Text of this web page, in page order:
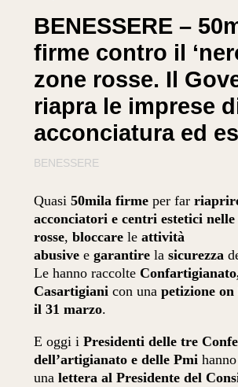
BENESSERE –
firme contro il
zone rosse. Il
riapra le imprese
acconciatura ed
BENESSERE
Quasi50mila firmeper far
acconciatori e centri estetici nelle
rosse,bloccare leattività
abusive egarantire lasicurezza
Le hanno raccolte
Casartigiani con una petizione
il 31 marzo.
E oggi iPresidenti delle tre
dell’artigianato e delle Pmi
una lettera al Presidente del